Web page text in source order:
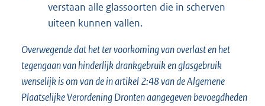
verstaan alle glassoorten die in scherven
uiteen kunnen vallen.
Overwegende dat het ter voorkoming van overlast en het
tegengaan van hinderlijk drankgebruik en glasgebruik
wenselijk is om van de in artikel 2:48 van de Algemene
Plaatselijke Verordening Dronten aangegeven bevoegdheden